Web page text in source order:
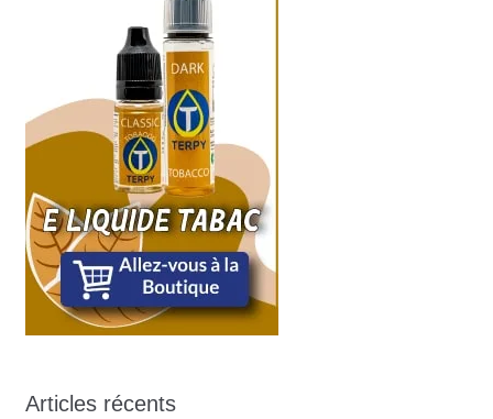
Articles récents